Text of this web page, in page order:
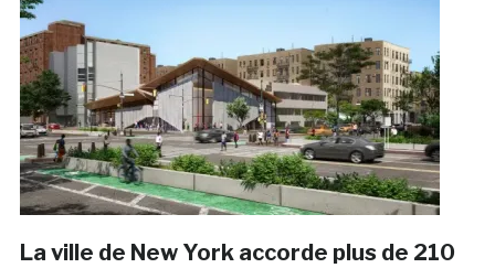
La ville de New York accorde plus de 210